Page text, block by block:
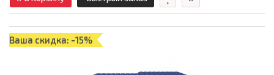
Ваша скидка: -15%